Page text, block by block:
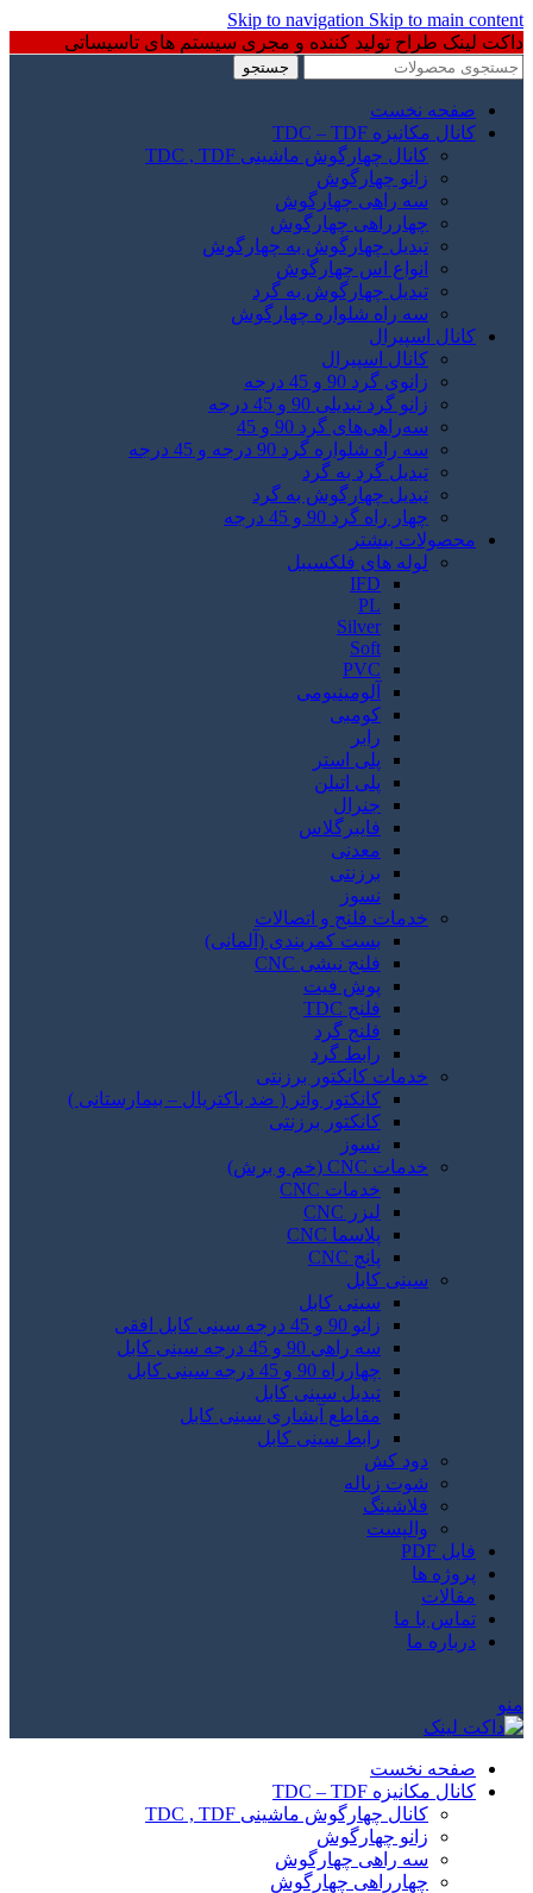
Skip to navigation Skip to main content
داکت لینک طراح تولید کننده و مجری سیستم های تاسیساتی
جستجو
صفحه نخست
کانال مکانیزه TDC – TDF
کانال چهارگوش ماشینی TDC , TDF
زانو چهارگوش
سه راهی چهارگوش
چهارراهی چهارگوش
تبدیل چهارگوش به چهارگوش
انواع اس چهارگوش
تبدیل چهارگوش به گرد
سه راه شلواره چهارگوش
کانال اسپیرال
کانال اسپیرال
زانوی گرد 90 و 45 درجه
زانو گرد تبدیلی 90 و 45 درجه
سه‌راهی‌های گرد 90 و 45
سه راه شلواره گرد 90 درجه و 45 درجه
تبدیل گرد به گرد
تبدیل چهارگوش به گرد
چهار راه گرد 90 و 45 درجه
محصولات بیشتر
لوله های فلکسیبل
IFD
PL
Silver
Soft
PVC
آلومینیومی
کومبی
رابر
پلی استر
پلی اتیلن
جنرال
فایبرگلاس
معدنی
برزنتی
نسوز
خدمات فلنج و اتصالات
بست کمربندی (آلمانی)
فلنج نبشی CNC
پوش فیت
فلنج TDC
فلنج گرد
رابط گرد
خدمات کانکتور برزنتی
کانکتور واتر ( ضد باکتریال – بیمارستانی )
کانکتور برزنتی
نسوز
خدمات CNC (خم و برش)
خدمات CNC
لیزر CNC
پلاسما CNC
پانچ CNC
سینی کابل
سینی کابل
زانو 90 و 45 درجه سینی کابل افقی
سه راهی 90 و 45 درجه سینی کابل
چهارراه 90 و 45 درجه سینی کابل
تبدیل سینی کابل
مقاطع آبشاری سینی کابل
رابط سینی کابل
دود کش
شوت زباله
فلاشینگ
والپست
فایل PDF
پروژه ها
مقالات
تماس با ما
درباره ما
منو
صفحه نخست
کانال مکانیزه TDC – TDF
کانال چهارگوش ماشینی TDC , TDF
زانو چهارگوش
سه راهی چهارگوش
چهارراهی چهارگوش